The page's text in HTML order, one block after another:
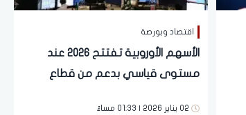
اقتصاد وبورصة
الأسهم الأوروبية تفتتح 2026 عند
مستوى قياسي بدعم من قطاع
02 يناير 2026 | 01:33 مساءً